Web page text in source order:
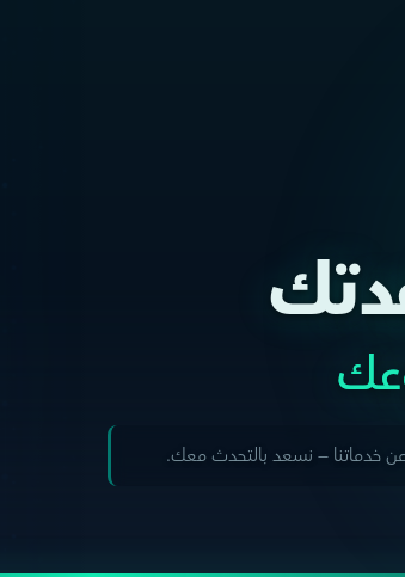
خدماتنا — نسعد بالتحدث معك.